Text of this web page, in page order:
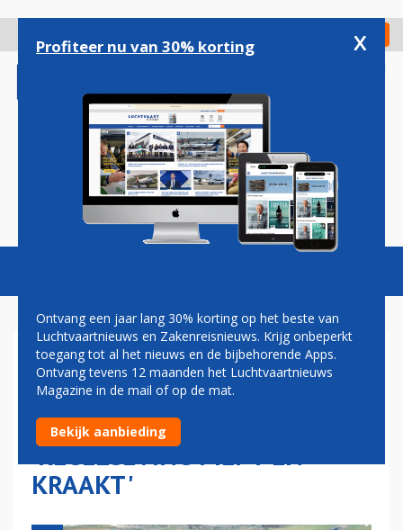
gaan
Check in
Magazine Podcasts Vacatures
LUCHTVAARTSECTOR PLEIT
BIJ ACM TEGEN HOGE
HAVENGELDEN SCHIPHOL:
'REGELGEVING PIEPT EN
KRAAKT'
Profiteer nu van 30% korting x
Ontvang een jaar lang 30% korting op het beste van
Luchtvaartnieuws en Zakenreisnieuws. Krijg onbeperkt
toegang tot al het nieuws en de bijbehorende Apps.
Ontvang tevens 12 maanden het Luchtvaartnieuws
Magazine in de mail of op de mat.
Bekijk aanbieding